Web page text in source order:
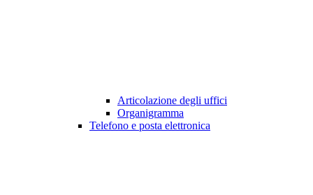
Articolazione degli uffici
Organigramma
Telefono e posta elettronica